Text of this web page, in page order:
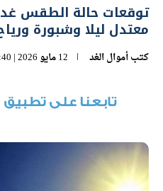
توقعات حالة الطقس
معتدل ليلا وشبورة
كتبأموال الغد 12 مايو 2026 | 11:40 م